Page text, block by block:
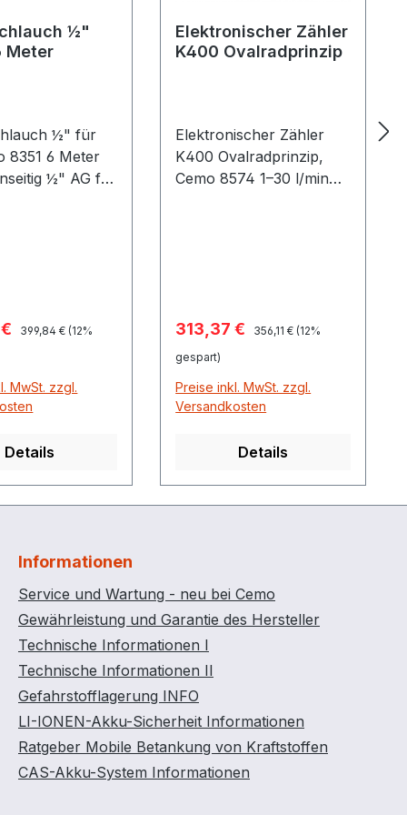
½"
Meter
½" für
6 Meter
½" AG für
Regulärer Preis:
399,84 € (12%
MwSt. zzgl.
Details
Elektronischer Zähler
K400 Ovalradprinzip
Elektronischer Zähler
K400 Ovalradprinzip,
Cemo 8574 1–30 l/min
Verkaufspreis:
313,37 € Regulärer Preis:
356,11 € (12%
gespart)
Preise inkl. MwSt. zzgl.
Versandkosten
Details
Informationen
Service und Wartung - neu bei Cemo
Gewährleistung und Garantie des Hersteller
Technische Informationen I
Technische Informationen II
Gefahrstofflagerung INFO
LI-IONEN-Akku-Sicherheit Informationen
Ratgeber Mobile Betankung von Kraftstoffen
CAS-Akku-System Informationen